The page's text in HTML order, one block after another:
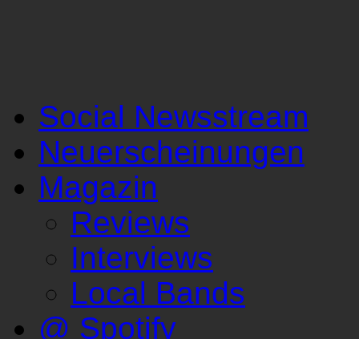
Social Newsstream
Neuerscheinungen
Magazin
Reviews
Interviews
Local Bands
@ Spotify